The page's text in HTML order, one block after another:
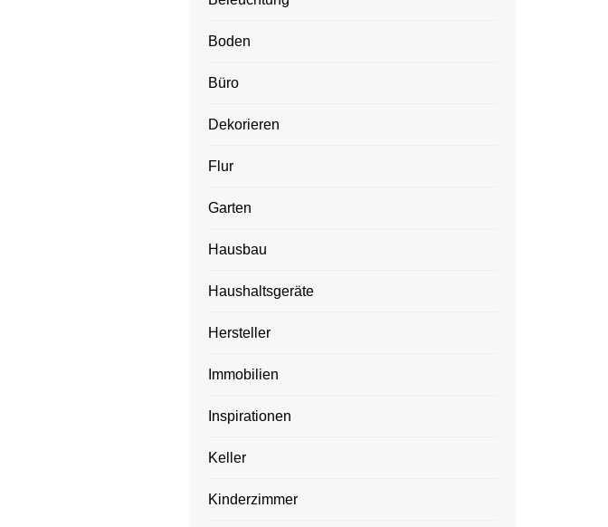
Boden
Büro
Dekorieren
Flur
Garten
Hausbau
Haushaltsgeräte
Hersteller
Immobilien
Inspirationen
Keller
Kinderzimmer